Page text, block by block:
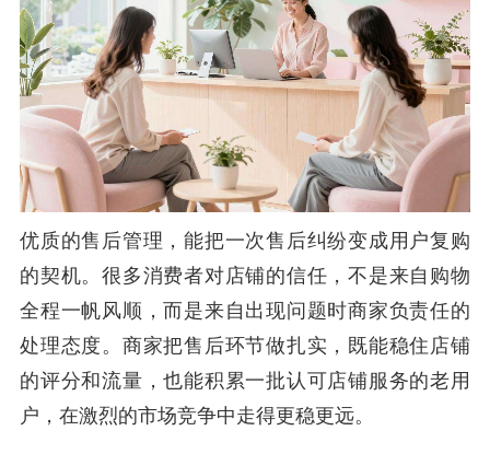
优质的售后管理，能把一次售后纠纷变成用户复购
的契机。很多消费者对店铺的信任，不是来自购物
全程一帆风顺，而是来自出现问题时商家负责任的
处理态度。商家把售后环节做扎实，既能稳住店铺
的评分和流量，也能积累一批认可店铺服务的老用
户，在激烈的市场竞争中走得更稳更远。